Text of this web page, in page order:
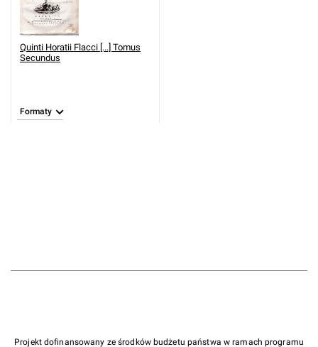
Quinti Horatii Flacci [...] Tomus
Secundus
Formaty
Projekt dofinansowany ze środków budżetu państwa w ramach programu